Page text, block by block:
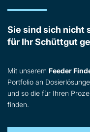
Sie sind sich nicht
für Ihr Schüttgut
Mit unserem Feeder
Portfolio an
und so die für Ihren
finden.